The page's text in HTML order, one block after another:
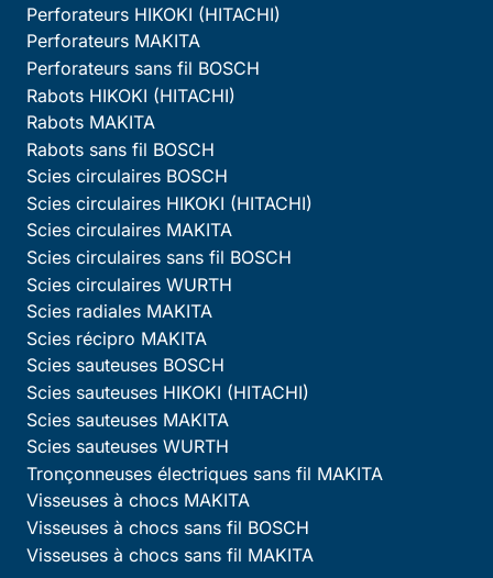
Perforateurs HIKOKI (HITACHI)
Perforateurs MAKITA
Perforateurs sans fil BOSCH
Rabots HIKOKI (HITACHI)
Rabots MAKITA
Rabots sans fil BOSCH
Scies circulaires BOSCH
Scies circulaires HIKOKI (HITACHI)
Scies circulaires MAKITA
Scies circulaires sans fil BOSCH
Scies circulaires WURTH
Scies radiales MAKITA
Scies récipro MAKITA
Scies sauteuses BOSCH
Scies sauteuses HIKOKI (HITACHI)
Scies sauteuses MAKITA
Scies sauteuses WURTH
Tronçonneuses électriques sans fil MAKITA
Visseuses à chocs MAKITA
Visseuses à chocs sans fil BOSCH
Visseuses à chocs sans fil MAKITA